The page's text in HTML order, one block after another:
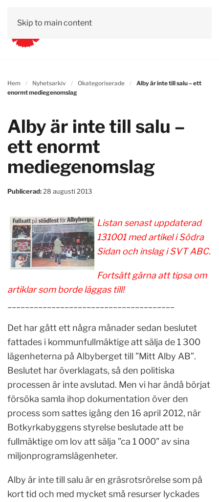
Skip to main content
Hem Nyhetsarkiv Okategoriserade
Alby är inte till salu – ett
enormt mediegenomslag
Alby är inte till salu –
ett enormt
mediegenomslag
Publicerad: 28 augusti 2013
Listan senast uppdaterad
131001 med artikel i Södra
Sidan och inslag i SVT ABC.
Fortsätt gärna att tipsa om
artiklar som borde läggas till!
Det har gått ett några månader sedan beslutet
fattades i kommunfullmäktige att sälja de 1 300
lägenheterna på Albyberget till ”Mitt Alby AB”.
Beslutet har överklagats, så den politiska
processen är inte avslutad. Men vi har ändå börjat
försöka samla ihop dokumentation över den
process som sattes igång den 16 april 2012, när
Botkyrkabyggens styrelse beslutade att be
fullmäktige om lov att sälja ”ca 1 000” av sina
miljonprogramslägenheter.
Alby är inte till salu är en gräsrotsrörelse som på
kort tid och med mycket små resurser lyckades